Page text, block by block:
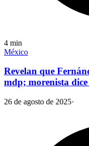
4 min
México
Revelan que
mdp; morenista
26 de agosto de 2025·